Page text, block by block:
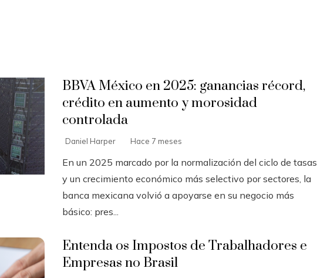
BBVA México en 2025: ganancias récord,
crédito en aumento y morosidad
controlada
Daniel Harper Hace 7 meses
En un 2025 marcado por la normalización del ciclo de tasas
y un crecimiento económico más selectivo por sectores, la
banca mexicana volvió a apoyarse en su negocio más
básico: pres...
Entenda os Impostos de Trabalhadores e
Empresas no Brasil